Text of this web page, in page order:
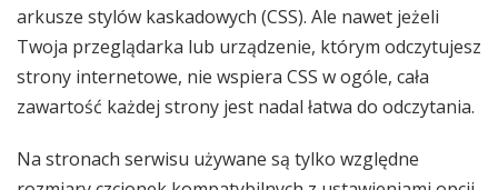
arkusze stylów kaskadowych (CSS). Ale nawet jeżeli
Twoja przeglądarka lub urządzenie, którym odczytujesz
strony internetowe, nie wspiera CSS w ogóle, cała
zawartość każdej strony jest nadal łatwa do odczytania.
Na stronach serwisu używane są tylko względne